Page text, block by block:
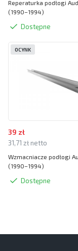
Reperaturka podłogi
(1990–1994)
Dostępne
39 zł
31,71 zł netto
Wzmacniacze podłogi
(1990–1994)
Dostępne
OCYNK